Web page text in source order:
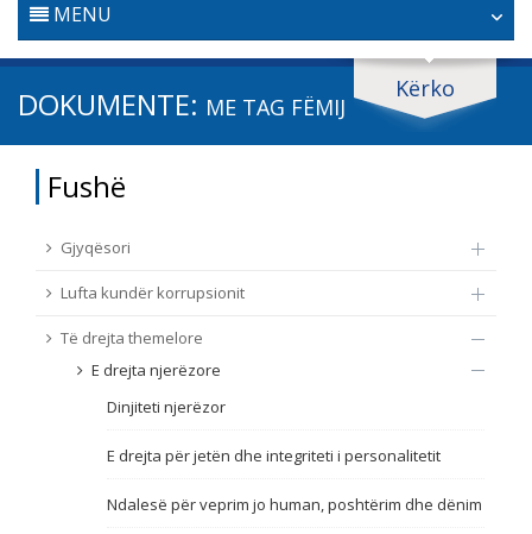
MENU
FILLESTARE
LUFTA KUNDËR KORRUPSIONIT
TË DREJTA THEMELORE
E DREJTA E QYTETARËVE TË BE-SË
Kërko
Kërko dokumente
Fushë / lëmi
Nën burim
DOKUMENTE: ME TAG FËMIJ
Fushë
Gjyqësori
Lufta kundër korrupsionit
Të drejta themelore
E drejta njerëzore
Dinjiteti njerëzor
E drejta për jetën dhe integriteti i personalitetit
Ndalesë për veprim jo human, poshtërim dhe dënim